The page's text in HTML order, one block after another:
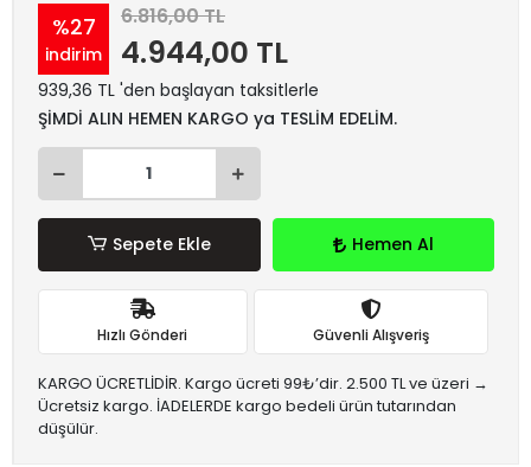
%27
indirim
6.816,00 TL
4.944,00 TL
939,36 TL 'den başlayan taksitlerle
ŞİMDİ ALIN HEMEN KARGO ya TESLİM EDELİM.
Sepete Ekle Hemen Al
Hızlı Gönderi Güvenli Alışveriş
KARGO ÜCRETLİDİR. Kargo ücreti 99₺’dir. 2.500 TL ve üzeri →
Ücretsiz kargo. İADELERDE kargo bedeli ürün tutarından
düşülür.